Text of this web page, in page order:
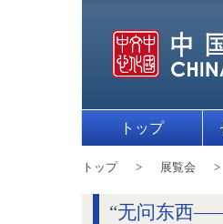
トップ
トップ 展覧会
“无问东西